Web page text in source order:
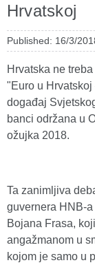
Hrvatskoj
Published: 16/3/
Hrvatska ne
"Euro u
događaj
banci održana u
ožujka 2018.
Ta zanimljiva
guvernera HNB-
Bojana Frasa,
angažmanom u
kojom je samo u